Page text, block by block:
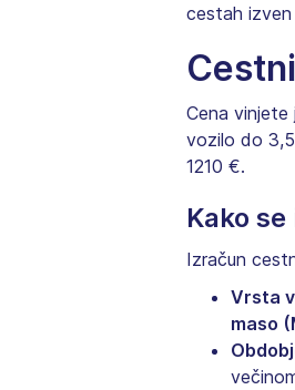
cestah
Cena
vozilo do
1210 €.
Kako
Izračun
Vrsta
maso